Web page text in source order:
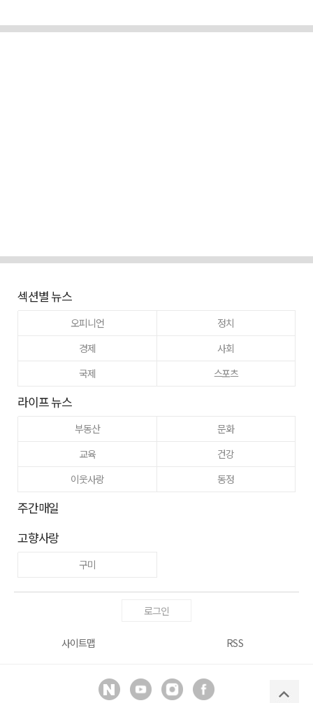
섹션별 뉴스
오피니언
정치
경제
사회
국제
스포츠
라이프 뉴스
부동산
문화
교육
건강
이웃사랑
동정
주간매일
고향사랑
구미
로그인
사이트맵 RSS